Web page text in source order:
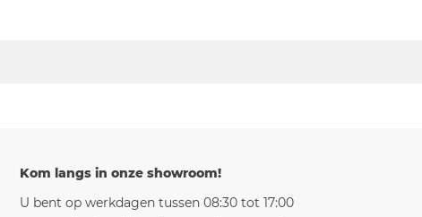
Kom langs in onze showroom!
U bent op werkdagen tussen 08:30 tot 17:00